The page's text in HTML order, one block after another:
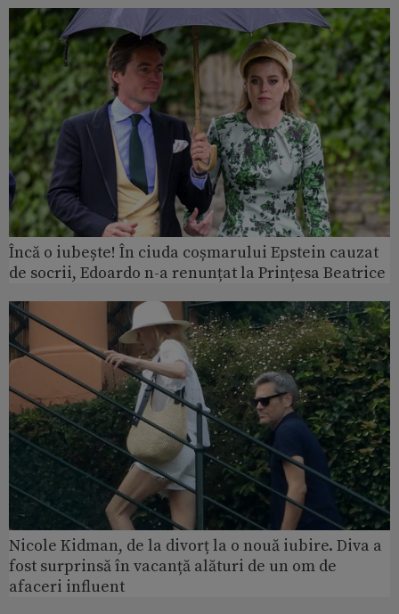
Încă o iubește! În ciuda coșmarului Epstein cauzat
de socrii, Edoardo n-a renunțat la Prințesa Beatrice
Nicole Kidman, de la divorț la o nouă iubire. Diva a
fost surprinsă în vacanță alături de un om de
afaceri influent